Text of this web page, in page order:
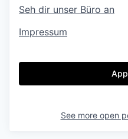
Seh dir unser Büro an
Impressum
See more open